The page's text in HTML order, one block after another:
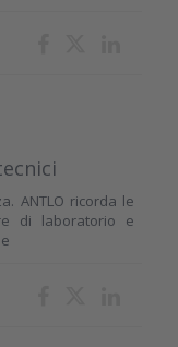
ANTLO ricorda le
di laboratorio e